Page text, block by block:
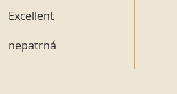
Excellent
nepatrná